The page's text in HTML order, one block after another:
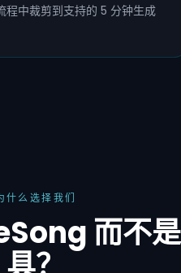
程中裁剪到支持的 5 分钟生成
什么选择我们
而不